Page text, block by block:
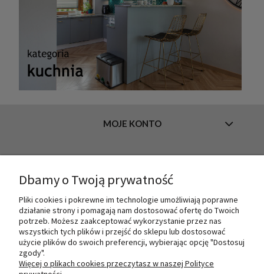
MOJE KONTO
O NAS
PŁATNOŚCI I DOSTAWA
Dbamy o Twoją prywatność
Pliki cookies i pokrewne im technologie umożliwiają poprawne
działanie strony i pomagają nam dostosować ofertę do Twoich
potrzeb. Możesz zaakceptować wykorzystanie przez nas
wszystkich tych plików i przejść do sklepu lub dostosować
użycie plików do swoich preferencji, wybierając opcję "Dostosuj
zgody".
Więcej o plikach cookies przeczytasz w naszej Polityce